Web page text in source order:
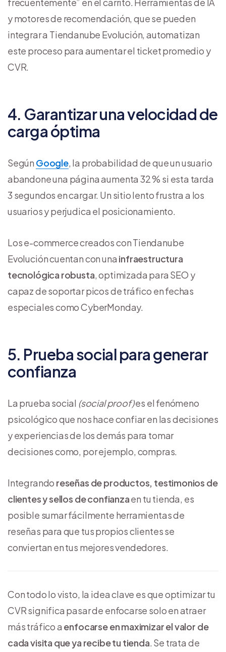
y motores de recomendación, que se pueden
integrar a Tiendanube Evolución, automatizan
este proceso para aumentar el ticket promedio y
CVR.
4. Garantizar una velocidad de
carga óptima
Según Google, la probabilidad de que un usuario
abandone una página aumenta 32 % si esta tarda
3 segundos en cargar. Un sitio lento frustra a los
usuarios y perjudica el posicionamiento.
Los e-commerce creados con Tiendanube
Evolución cuentan con una infraestructura
tecnológica robusta, optimizada para SEO y
capaz de soportar picos de tráfico en fechas
especiales como CyberMonday.
5. Prueba social para generar
confianza
La prueba social (social proof)es el fenómeno
psicológico que nos hace confiar en las decisiones
y experiencias de los demás para tomar
decisiones como, por ejemplo, compras.
Integrando reseñas de productos, testimonios de
clientes y sellos de confianzaen tu tienda, es
posible sumar fácilmente herramientas de
reseñas para que tus propios clientes se
conviertan en tus mejores vendedores.
Con todo lo visto, la idea clave es que optimizar tu
CVR significa pasar de enfocarse solo en atraer
más tráfico a enfocarse en maximizar el valor de
cada visita que ya recibe tu tienda. Se trata de